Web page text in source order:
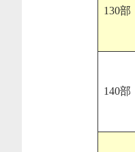
130部
140部